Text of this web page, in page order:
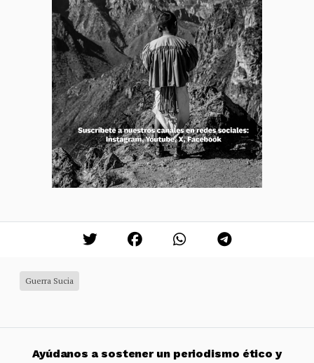
Guerra Sucia
Ayúdanos a sostener un periodismo ético y